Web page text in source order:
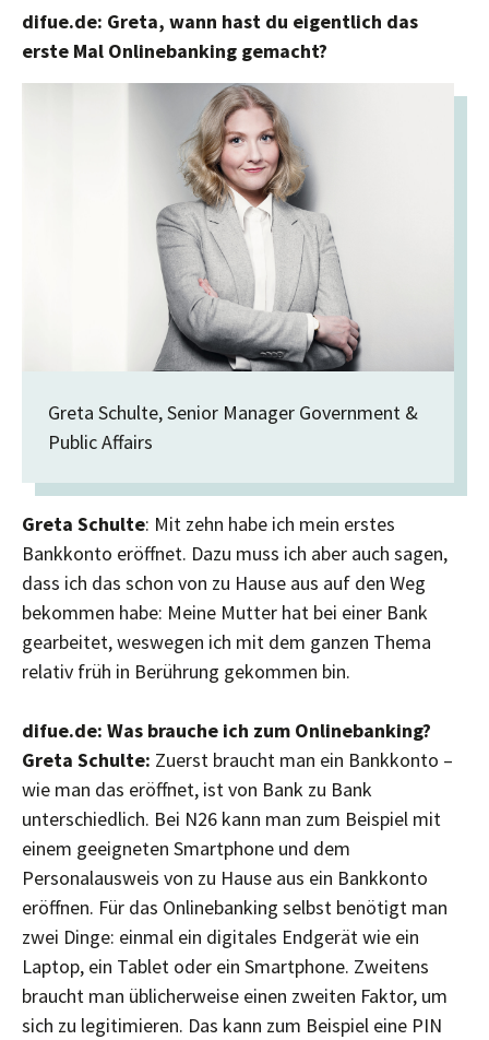
difue.de: Greta, wann hast du eigentlich das
erste Mal Onlinebanking gemacht?
Greta Schulte, Senior Manager Government &
Public Affairs
Greta Schulte: Mit zehn habe ich mein erstes
Bankkonto eröffnet. Dazu muss ich aber auch sagen,
dass ich das schon von zu Hause aus auf den Weg
bekommen habe: Meine Mutter hat bei einer Bank
gearbeitet, weswegen ich mit dem ganzen Thema
relativ früh in Berührung gekommen bin.
difue.de: Was brauche ich zum Onlinebanking?
Greta Schulte: Zuerst braucht man ein Bankkonto –
wie man das eröffnet, ist von Bank zu Bank
unterschiedlich. Bei N26 kann man zum Beispiel mit
einem geeigneten Smartphone und dem
Personalausweis von zu Hause aus ein Bankkonto
eröffnen. Für das Onlinebanking selbst benötigt man
zwei Dinge: einmal ein digitales Endgerät wie ein
Laptop, ein Tablet oder ein Smartphone. Zweitens
braucht man üblicherweise einen zweiten Faktor, um
sich zu legitimieren. Das kann zum Beispiel eine PIN